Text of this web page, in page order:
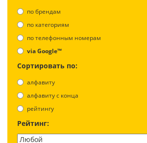
по брендам
по категориям
по телефонным номерам
via Google™
Сортировать по:
алфавиту
aлфавиту с конца
рейтингу
Рейтинг: